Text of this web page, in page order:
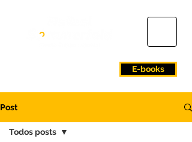
E-books
Post
Todos posts